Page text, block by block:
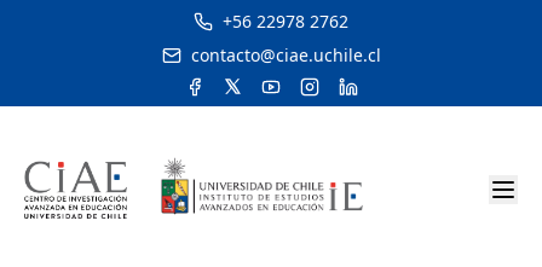
+56 22978 2762
contacto@ciae.uchile.cl